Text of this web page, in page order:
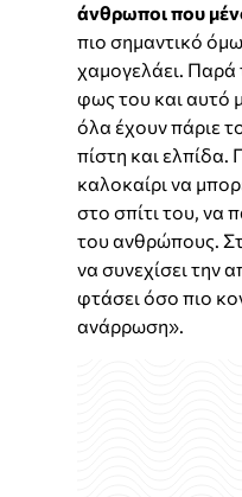
άνθρωποι που
πιο σημαντικό
χαμογελάει. Παρά
φως του και αυτό
όλα έχουν πάριε
πίστη και ελπίδα.
καλοκαίρι να
στο σπίτι του, να
του ανθρώπους.
να συνεχίσει την
φτάσει όσο πιο
ανάρρωση».